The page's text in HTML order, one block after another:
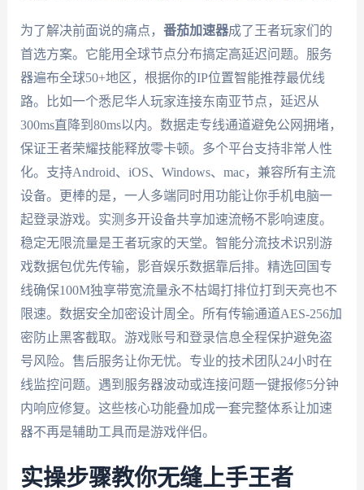
为了解决前面说的痛点， 番茄加速器成了王者玩家们的
首选方案。它能用全球节点分布搞定高延迟问题。服务
器遍布全球50+地区，根据你的IP位置智能推荐最优线
路。比如一个悉尼华人玩家连接东南亚节点，延迟从
300ms直降到80ms以内。数据走专线通道避免公网拥堵，
保证王者荣耀技能释放零卡顿。多个平台支持非常人性
化。支持Android、iOS、Windows、mac，兼容所有主流
设备。更棒的是，一人多端同时用功能让你手机电脑一
起登录游戏。实测多开设备共享加速流畅不影响速度。
稳定无限流量是王者玩家的天堂。智能分流技术识别游
戏数据包优先传输，影音娱乐数据靠后排。精选回国专
线确保100M独享带宽流量永不枯竭打排位打到天亮也不
限速。数据安全加密设计周全。所有传输通道AES-256加
密防止黑客截取。游戏账号和登录信息全程保护避免盗
号风险。售后服务让你无忧。专业的技术团队24小时在
线监控问题。遇到服务器波动或连接问题一键报修5分钟
内响应修复。这些核心功能叠加成一套完整体系让加速
器不再是辅助工具而是游戏伴侣。
实操步骤教你无缝上手王者